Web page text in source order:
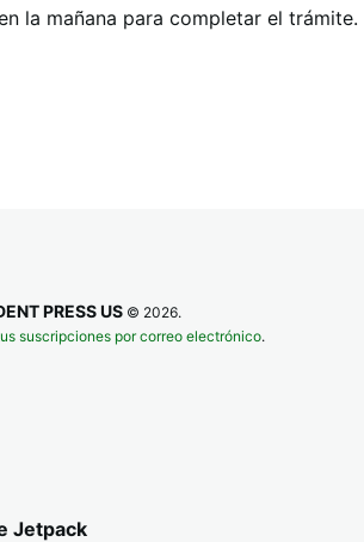
la mañana para completar el trámite.
PRESS US © 2026.
suscripciones por correo electrónico.
Jetpack